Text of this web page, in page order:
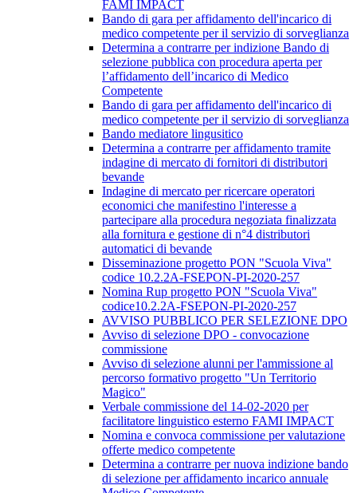
FAMI IMPACT
Bando di gara per affidamento dell'incarico di
medico competente per il servizio di sorveglianza
Determina a contrarre per indizione Bando di
selezione pubblica con procedura aperta per
l’affidamento dell’incarico di Medico
Competente
Bando di gara per affidamento dell'incarico di
medico competente per il servizio di sorveglianza
Bando mediatore lingusitico
Determina a contrarre per affidamento tramite
indagine di mercato di fornitori di distributori
bevande
Indagine di mercato per ricercare operatori
economici che manifestino l'interesse a
partecipare alla procedura negoziata finalizzata
alla fornitura e gestione di n°4 distributori
automatici di bevande
Disseminazione progetto PON "Scuola Viva"
codice 10.2.2A-FSEPON-PI-2020-257
Nomina Rup progetto PON "Scuola Viva"
codice10.2.2A-FSEPON-PI-2020-257
AVVISO PUBBLICO PER SELEZIONE DPO
Avviso di selezione DPO - convocazione
commissione
Avviso di selezione alunni per l'ammissione al
percorso formativo progetto "Un Territorio
Magico"
Verbale commissione del 14-02-2020 per
facilitatore linguistico esterno FAMI IMPACT
Nomina e convoca commissione per valutazione
offerte medico competente
Determina a contrarre per nuova indizione bando
di selezione per affidamento incarico annuale